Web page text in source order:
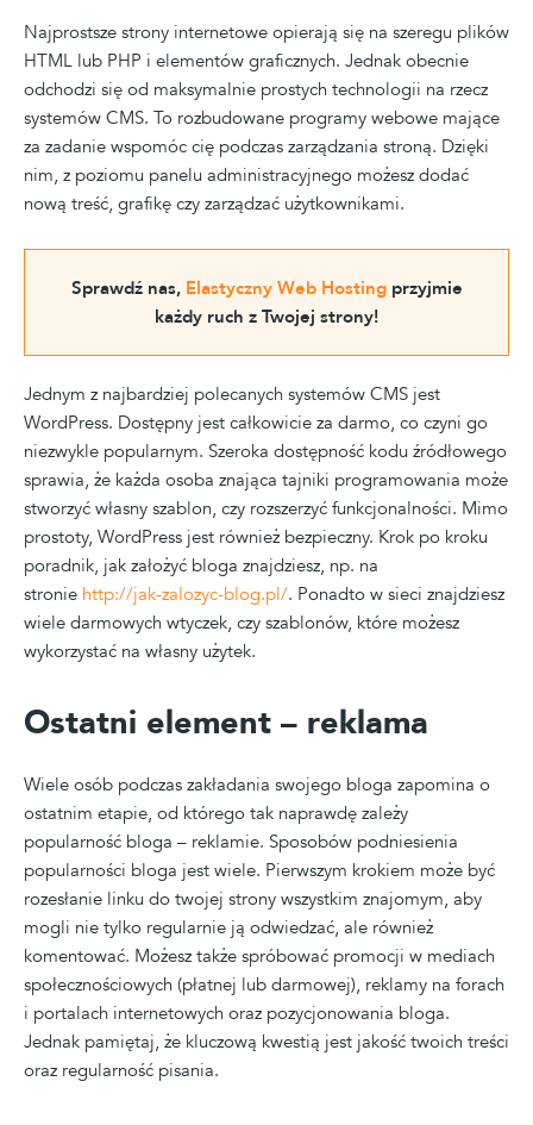
Najprostsze strony internetowe opierają się na szeregu plików
HTML lub PHP i elementów graficznych. Jednak obecnie
odchodzi się od maksymalnie prostych technologii na rzecz
systemów CMS. To rozbudowane programy webowe mające
za zadanie wspomóc cię podczas zarządzania stroną. Dzięki
nim, z poziomu panelu administracyjnego możesz dodać
nową treść, grafikę czy zarządzać użytkownikami.
Sprawdź nas, Elastyczny Web Hostingprzyjmie
każdy ruch z Twojej strony!
Jednym z najbardziej polecanych systemów CMS jest
WordPress. Dostępny jest całkowicie za darmo, co czyni go
niezwykle popularnym. Szeroka dostępność kodu źródłowego
sprawia, że każda osoba znająca tajniki programowania może
stworzyć własny szablon, czy rozszerzyć funkcjonalności. Mimo
prostoty, WordPress jest również bezpieczny. Krok po kroku
poradnik, jak założyć bloga znajdziesz, np. na
stronie http://jak-zalozyc-blog.pl/. Ponadto w sieci znajdziesz
wiele darmowych wtyczek, czy szablonów, które możesz
wykorzystać na własny użytek.
Ostatni element – reklama
Wiele osób podczas zakładania swojego bloga zapomina o
ostatnim etapie, od którego tak naprawdę zależy
popularność bloga – reklamie. Sposobów podniesienia
popularności bloga jest wiele. Pierwszym krokiem może być
rozesłanie linku do twojej strony wszystkim znajomym, aby
mogli nie tylko regularnie ją odwiedzać, ale również
komentować. Możesz także spróbować promocji w mediach
społecznościowych (płatnej lub darmowej), reklamy na forach
i portalach internetowych oraz pozycjonowania bloga.
Jednak pamiętaj, że kluczową kwestią jest jakość twoich treści
oraz regularność pisania.